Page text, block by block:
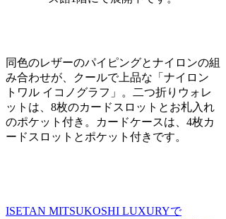
同色のレザーのパイピングとナイロンの組
み合わせが、クールで上品な「ナイロン
トワル イコノグラフ」。二つ折りウォレ
ットは、8枚のカードスロットとお札入れ
のポケット付き。カードケースは、4枚カ
ードスロットとポケット付きです。
ISETAN MITSUKOSHI LUXURYで